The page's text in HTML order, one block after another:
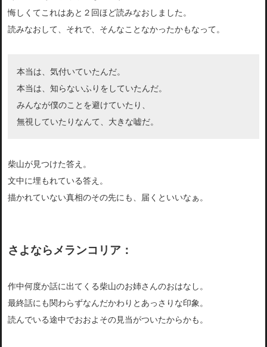
悔しくてこれはあと２回ほど読みなおしました。
読みなおして、それで、そんなことなかったかもなって。
本当は、気付いていたんだ。
本当は、知らないふりをしていたんだ。
みんなが僕のことを避けていたり、
無視していたりなんて、大きな嘘だ。
柴山が見つけた答え。
文中に埋もれている答え。
描かれていない真相のその先にも、届くといいなぁ。
さよならメランコリア：
作中何度か話に出てくる柴山のお姉さんのおはなし。
最終話にも関わらずなんだかわりとあっさりな印象。
読んでいる途中でおおよその見当がついたからかも。